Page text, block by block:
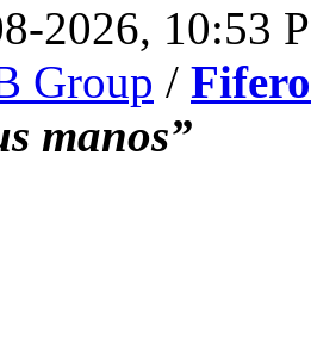
2026, 10:53
Group /
manos”